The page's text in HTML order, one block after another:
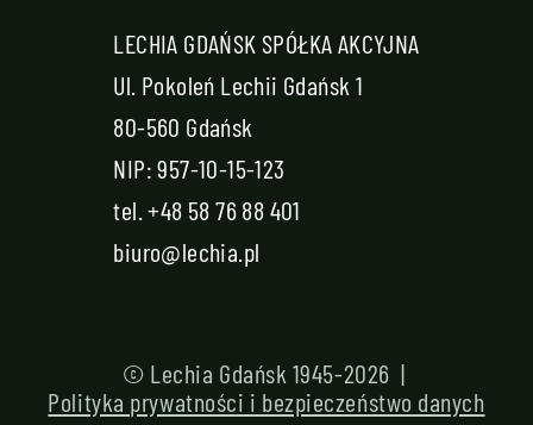
LECHIA GDAŃSK SPÓŁKA AKCYJNA
Ul. Pokoleń Lechii Gdańsk 1
80-560 Gdańsk
NIP: 957-10-15-123
tel.+48 58 76 88 401
biuro@lechia.pl
© Lechia Gdańsk 1945-2026 |
Polityka prywatności i bezpieczeństwo danych